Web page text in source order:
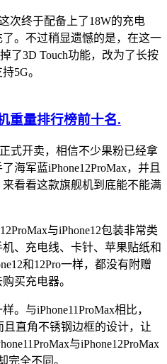
次终于配备上了18W的充电
。不过稍显遗憾的是，在这一
了3D Touch功能，改为了长按
5G。
.
式开卖，相信不少果粉已经拿
海军蓝iPhone12ProMax，并且
看看这款旗舰机到底能不能满
与iPhone12包装非常类
、充电线、卡针、苹果贴纸和
和12Pro一样，都没有附赠
买充电器。
。与iPhone11ProMax相比，
且直角不锈钢边框的设计，让
与iPhone12ProMax
完全不同。